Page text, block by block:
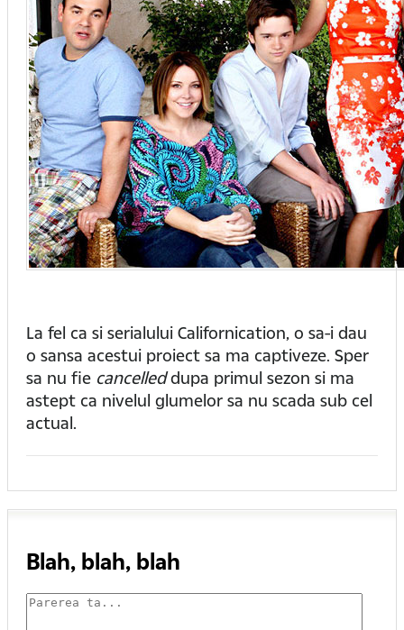
La fel ca si serialului Californication, o sa-i dau
o sansa acestui proiect sa ma captiveze. Sper
sa nu fie cancelleddupa primul sezon si ma
astept ca nivelul glumelor sa nu scada sub cel
actual.
Blah, blah, blah